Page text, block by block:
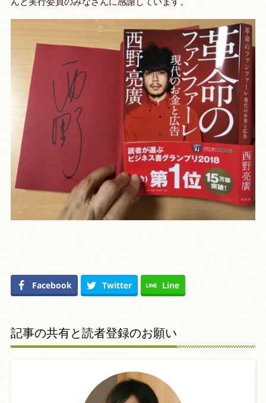
Facebook Twitter Line
記事の共有と読者登録のお願い